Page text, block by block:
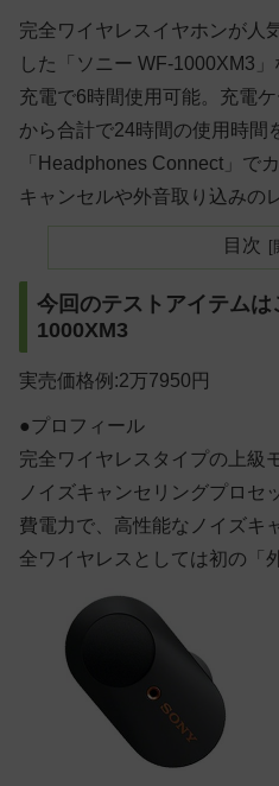
完全ワイヤレスイヤホンが人
した「ソニー WF-1000XM3
充電で6時間使用可能。充電
から合計で24時間の使用時間
「Headphones Connect」で
キャンセルや外音取り込みの
目次
今回のテストアイテムは
1000XM3
実売価格例:2万7950円
●プロフィール
完全ワイヤレスタイプの上級
ノイズキャンセリングプロセ
費電力で、高性能なノイズキ
全ワイヤレスとしては初の「